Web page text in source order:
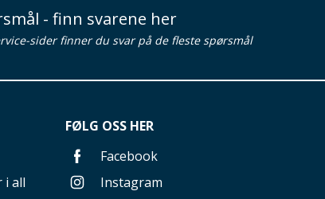
- finn svarene her
sider finner du svar på de fleste spørsmål
i all
FØLG OSS HER
Facebook
Instagram